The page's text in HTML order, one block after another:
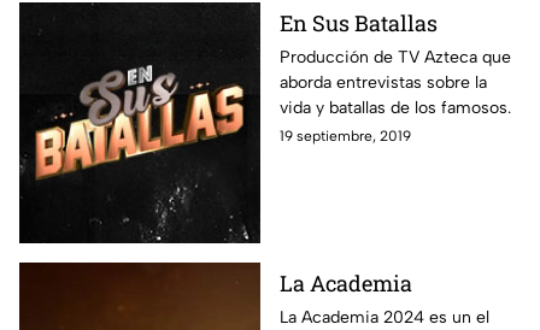
En Sus Batallas
Producción de TV Azteca que
aborda entrevistas sobre la
vida y batallas de los famosos.
19 septiembre, 2019
La Academia
La Academia 2024 es un el